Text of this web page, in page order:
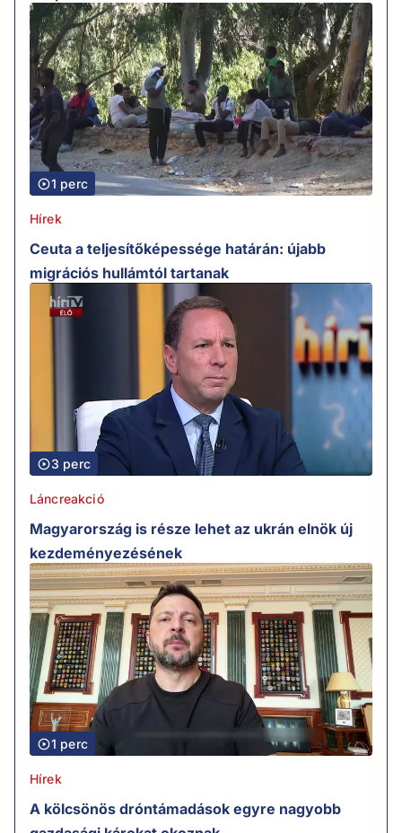
1 perc
Hírek
Ceuta a teljesítőképessége határán: újabb
migrációs hullámtól tartanak
3 perc
Láncreakció
Magyarország is része lehet az ukrán elnök új
kezdeményezésének
1 perc
Hírek
A kölcsönös dróntámadások egyre nagyobb